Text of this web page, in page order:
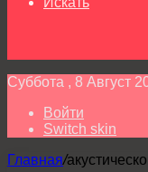
Суббота , 8 Август
Войти
Switch skin
Главная/